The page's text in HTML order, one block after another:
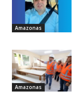
Amazonas
Amazonas